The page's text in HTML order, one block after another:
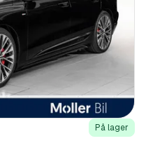
På lager